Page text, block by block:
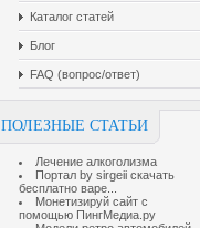
Каталог статей
Блог
FAQ (вопрос/ответ)
ПОЛЕЗНЫЕ СТАТЬИ
Лечение алкоголизма
Портал by sirgeii cкачать
бесплатно варе...
Монетизируй сайт с
помощью ПингМедиа.ру